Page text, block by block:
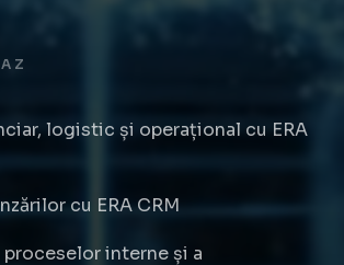
logistic și operațional cu ERA
cu ERA CRM
interne și a